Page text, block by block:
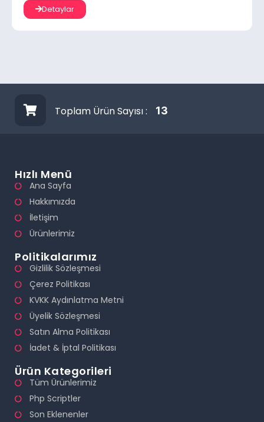
Detaylar
Toplam Ürün Sayısı : 13
Hızlı Menü
Ana Sayfa
Hakkımızda
İletişim
Ürünlerimiz
Politikalarımız
Gizlilik Sözleşmesi
Çerez Politikası
KVKK Aydınlatma Metni
Üyelik Sözleşmesi
Satın Alma Politikası
İadet & İptal Politikası
Ürün Kategorileri
Tüm Ürünlerimiz
Php Scriptler
Son Eklenenler